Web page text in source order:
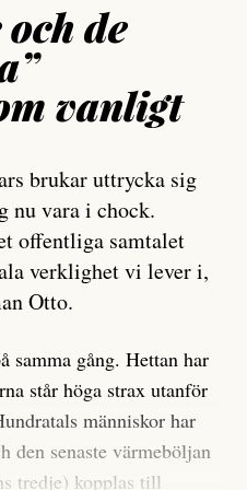
de
vanligt
brukar uttrycka sig
nu vara i chock.
offentliga samtalet
verklighet vi lever i,
Otto.
samma gång. Hettan har
står höga strax utanför
människor har
den senaste värmeböljan
tredje) kopplas till